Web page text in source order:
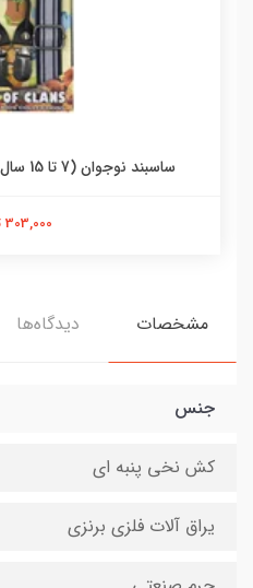
ساسبند نوجوان (7 تا 15 سال) CHR مدل کلش آف کلنز
303,000 تومان
مشخصات دیدگاه‌ها
جنس
کش نخی پنبه ای
یراق آلات فلزی برنزی